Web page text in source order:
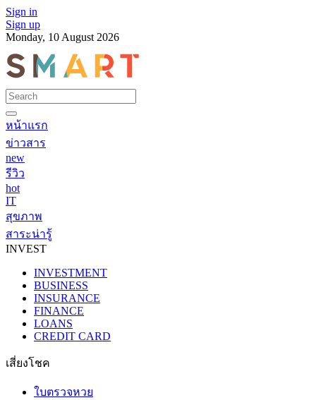
Sign in
Sign up
Monday, 10 August 2026
หน้าแรก
ข่าวสาร
new
รีวิว
hot
IT
สุขภาพ
สาระน่ารู้
INVEST
INVESTMENT
BUSINESS
INSURANCE
FINANCE
LOANS
CREDIT CARD
เสี่ยงโชค
ใบตรวจหวย